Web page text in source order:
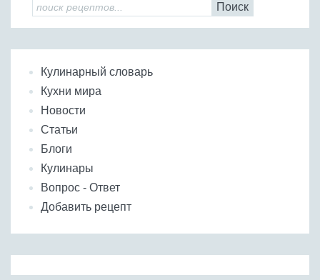
Поиск
Кулинарный словарь
Кухни мира
Новости
Статьи
Блоги
Кулинары
Вопрос - Ответ
Добавить рецепт